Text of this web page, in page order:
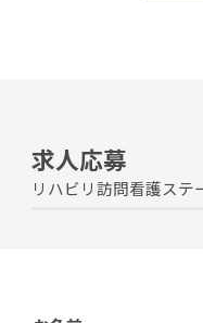
求人応募
リハビリ訪問看護ステ